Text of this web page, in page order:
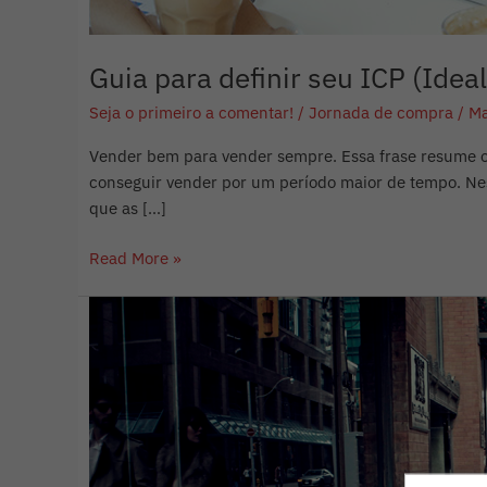
Guia para definir seu ICP
Seja o primeiro a comentar! / Jornada de compra /
Vender bem para vender sempre. Essa frase
conseguir vender por um período maior de tempo.
que as […]
Read More »
linha
editorial
de
conteúdo